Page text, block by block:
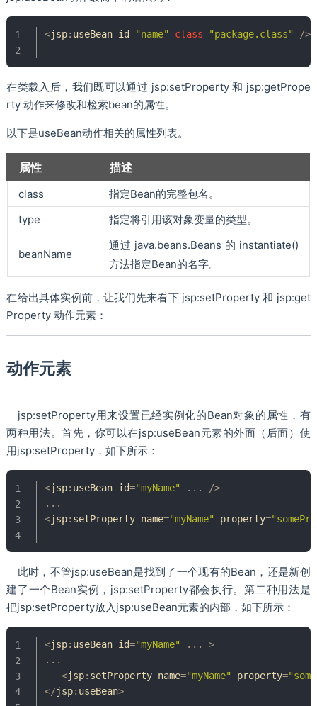
<jsp: useBean id="name" class="package.class" />
在类载入后，我们既可以通过 jsp:setProperty 和 jsp:getPrope
rty 动作来修改和检索bean的属性。
以下是useBean动作相关的属性列表。
属性 描述
class
指定Bean的完整包名。
type
指定将引用该对象变量的类型。
beanName
通过 java.beans.Beans 的 instantiate()
方法指定Bean的名字。
在给出具体实例前，让我们先来看下 jsp:setProperty 和 jsp:get
Property 动作元素：
动作元素
jsp:setProperty用来设置已经实例化的Bean对象的属性，有
两种用法。首先，你可以在jsp:useBean元素的外面（后面）使
用jsp:setProperty，如下所示：
<jsp: useBean id="myName" . . . />
. . .
<jsp: setProperty name="myName" property=
此时，不管jsp:useBean是找到了一个现有的Bean，还是新创
建了一个Bean实例，jsp:setProperty都会执行。第二种用法是
把jsp:setProperty放入jsp:useBean元素的内部，如下所示：
<jsp: useBean id="myName" . . .
>
. . .
<jsp: setProperty name="myName" property=
</jsp: useBean>